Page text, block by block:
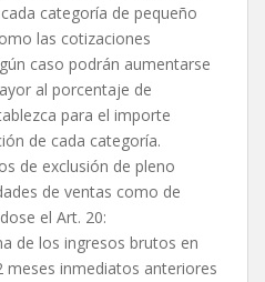
categoría de pequeño
las cotizaciones
caso podrán aumentarse
al porcentaje de
para el importe
de cada categoría.
de exclusión de pleno
de ventas como de
el Art. 20:
de los ingresos brutos en
meses inmediatos anteriores